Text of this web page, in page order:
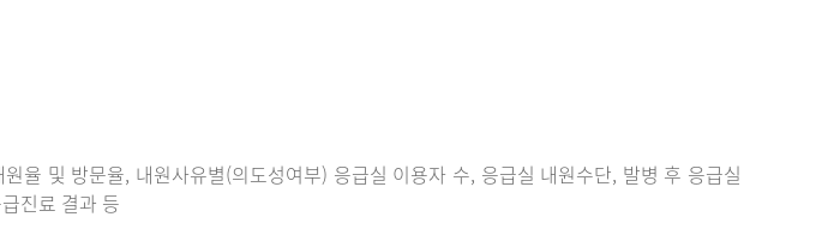
율 및 방문율, 내원사유별(의도성여부) 응급실 이용자 수, 응급실 내원수단, 발병 후 응급실
진료 결과 등